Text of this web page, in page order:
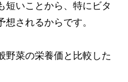
短いことから、特にビタ
されるからです。
野菜の栄養価と比較した